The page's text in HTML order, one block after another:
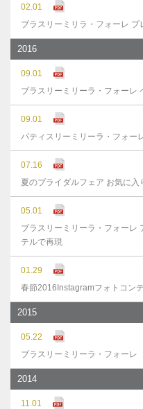
02.01
ブラスリーミリラ・フォーレ プ
2016
09.01
ブラスリーミリーラ・フォーレ
09.01
パティスリーミリーラ・フォー
07.16
夏のブライダルフェア お気に
05.01
ブラスリーミリーラ・フォーレ
テルで再現
01.29
春節2016Instagramフォトコン
2015
05.22
ブラスリーミリーラ・フォーレ
2014
11.01